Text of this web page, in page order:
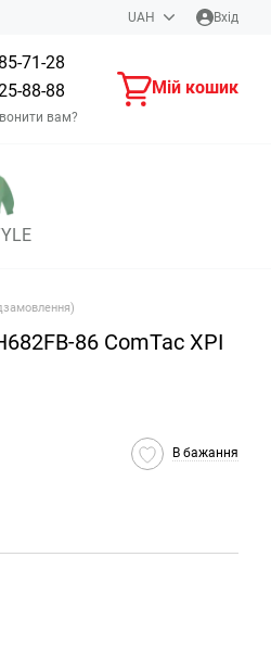
UAH Вхід
71-28
88-88
вам?
Мій кошик
86 ComTac XPI
В бажання